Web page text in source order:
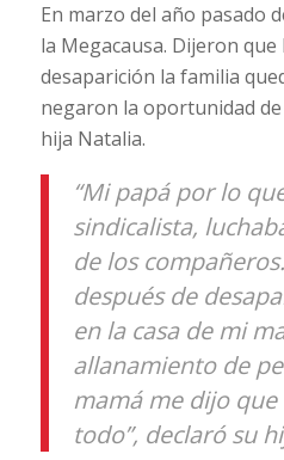
En marzo del año pasado
la Megacausa. Dijeron que
desaparición la familia
negaron la oportunidad
hija Natalia.
“Mi papá por lo
sindicalista,
de los
después de
en la casa de mi
allanamiento de
mamá me dijo
todo”, declaró su